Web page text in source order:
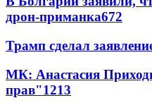
дрон-приманка672
Трамп сделал
МК: Анастасия
прав"1213